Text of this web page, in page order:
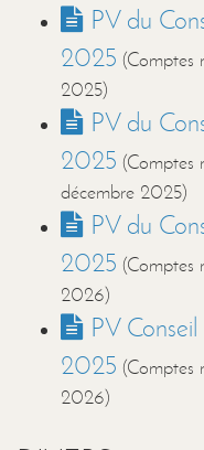
PV du
2025 (Comptes
2025)
PV du
2025 (Comptes
décembre 2025)
PV du
2025 (Comptes
2026)
PV
2025 (Comptes
2026)